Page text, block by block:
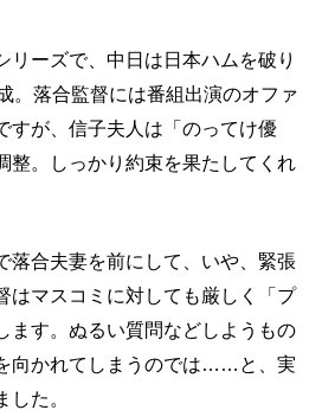
リーズで、中日は日本ハムを破り
。落合監督には番組出演のオファ
すが、信子夫人は「のってけ優
整。しっかり約束を果たしてくれ
落合夫妻を前にして、いや、緊張
はマスコミに対しても厳しく「プ
ます。ぬるい質問などしようもの
向かれてしまうのでは……と、実
た。